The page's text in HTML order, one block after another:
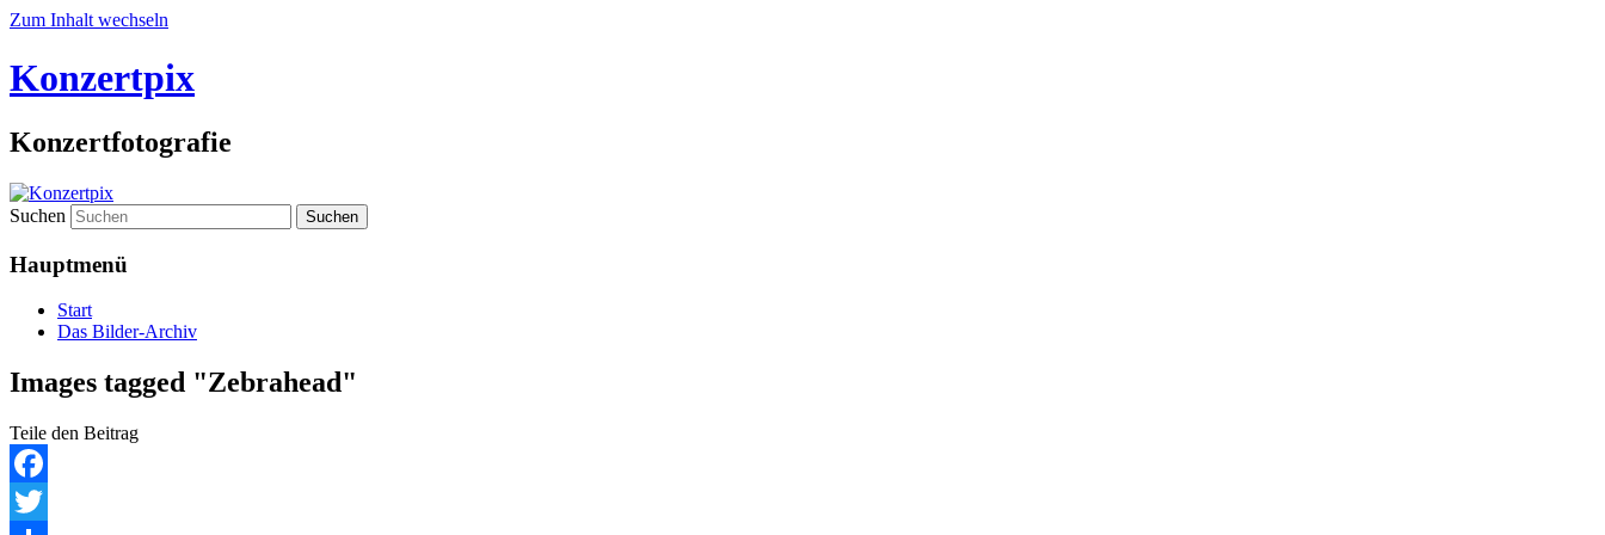
Zum Inhalt wechseln
Konzertpix
Konzertfotografie
Suchen
Hauptmenü
Start
Das Bilder-Archiv
Images tagged "Zebrahead"
Teile den Beitrag
Facebook